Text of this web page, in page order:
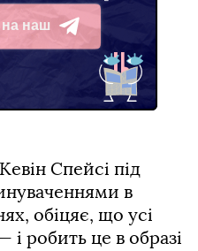
наш
Кевін Спейсі під
в
обіцяє, що усі
і робить це в образі